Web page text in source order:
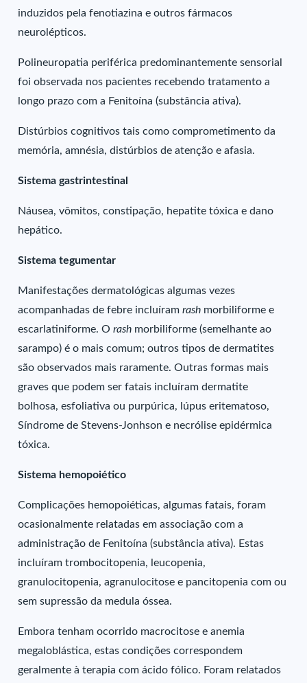
induzidos pela fenotiazina e outros fármacos
neurolépticos.
Polineuropatia periférica predominantemente sensorial
foi observada nos pacientes recebendo tratamento a
longo prazo com a Fenitoína (substância ativa).
Distúrbios cognitivos tais como comprometimento da
memória, amnésia, distúrbios de atenção e afasia.
Sistema gastrintestinal
Náusea, vômitos, constipação, hepatite tóxica e dano
hepático.
Sistema tegumentar
Manifestações dermatológicas algumas vezes
acompanhadas de febre incluíramrash morbiliforme e
escarlatiniforme. Orash morbiliforme (semelhante ao
sarampo) é o mais comum; outros tipos de dermatites
são observados mais raramente. Outras formas mais
graves que podem ser fatais incluíram dermatite
bolhosa, esfoliativa ou purpúrica, lúpus eritematoso,
Síndrome de Stevens-Jonhson e necrólise epidérmica
tóxica.
Sistema hemopoiético
Complicações hemopoiéticas, algumas fatais, foram
ocasionalmente relatadas em associação com a
administração de Fenitoína (substância ativa). Estas
incluíram trombocitopenia, leucopenia,
granulocitopenia, agranulocitose e pancitopenia com ou
sem supressão da medula óssea.
Embora tenham ocorrido macrocitose e anemia
megaloblástica, estas condições correspondem
geralmente à terapia com ácido fólico. Foram relatados